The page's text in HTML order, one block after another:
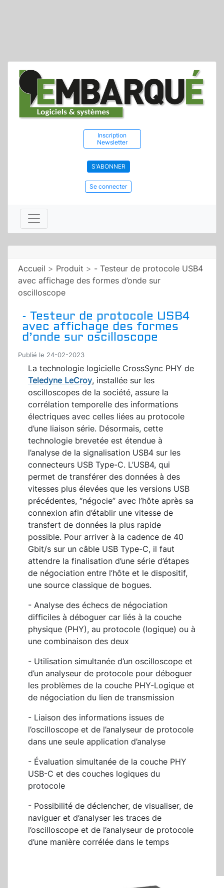
Inscription
Newsletter
S'ABONNER
Se connecter
Accueil > Produit > - Testeur de protocole USB4
avec affichage des formes d’onde sur
oscilloscope
- Testeur de protocole USB4
avec affichage des formes
d’onde sur oscilloscope
Publié le 24-02-2023
La technologie logicielle CrossSync PHY de
Teledyne LeCroy, installée sur les
oscilloscopes de la société, assure la
corrélation temporelle des informations
électriques avec celles liées au protocole
d’une liaison série. Désormais, cette
technologie brevetée est étendue à
l’analyse de la signalisation USB4 sur les
connecteurs USB Type-C. L’USB4, qui
permet de transférer des données à des
vitesses plus élevées que les versions USB
précédentes, “négocie” avec l’hôte après sa
connexion afin d’établir une vitesse de
transfert de données la plus rapide
possible. Pour arriver à la cadence de 40
Gbit/s sur un câble USB Type-C, il faut
attendre la finalisation d’une série d’étapes
de négociation entre l’hôte et le dispositif,
une source classique de bogues.
- Analyse des échecs de négociation
difficiles à déboguer car liés à la couche
physique (PHY), au protocole (logique) ou à
une combinaison des deux
- Utilisation simultanée d’un oscilloscope et
d’un analyseur de protocole pour déboguer
les problèmes de la couche PHY-Logique et
de négociation du lien de transmission
- Liaison des informations issues de
l’oscilloscope et de l’analyseur de protocole
dans une seule application d’analyse
- Évaluation simultanée de la couche PHY
USB-C et des couches logiques du
protocole
- Possibilité de déclencher, de visualiser, de
naviguer et d’analyser les traces de
l’oscilloscope et de l’analyseur de protocole
d’une manière corrélée dans le temps